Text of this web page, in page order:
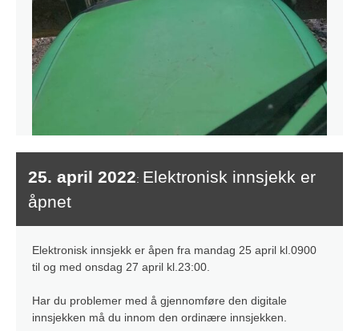
25. april 2022: Elektronisk innsjekk er
åpnet
Elektronisk innsjekk er åpen fra mandag 25 april kl.0900
til og med onsdag 27 april kl.23:00.
Har du problemer med å gjennomføre den digitale
innsjekken må du innom den ordinære innsjekken.